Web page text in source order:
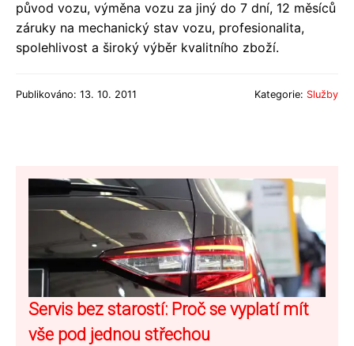
původ vozu, výměna vozu za jiný do 7 dní, 12 měsíců
záruky na mechanický stav vozu, profesionalita,
spolehlivost a široký výběr kvalitního zboží.
Publikováno: 13. 10. 2011 Kategorie: Služby
Servis bez starostí: Proč se vyplatí mít
vše pod jednou střechou